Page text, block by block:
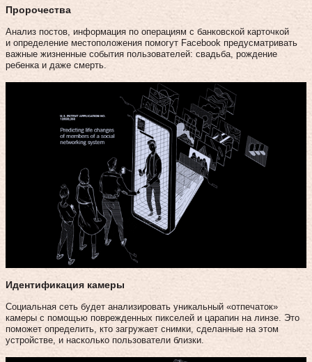
Пророчества
Анализ постов, информация по операциям с банковской карточкой
и определение местоположения помогут Facebook предусматривать
важные жизненные события пользователей: свадьба, рождение
ребенка и даже смерть.
Идентификация камеры
Социальная сеть будет анализировать уникальный «отпечаток»
камеры с помощью поврежденных пикселей и царапин на линзе. Это
поможет определить, кто загружает снимки, сделанные на этом
устройстве, и насколько пользователи близки.